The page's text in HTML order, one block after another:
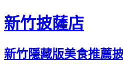
新竹披薩店
新竹隱藏版美食推薦